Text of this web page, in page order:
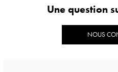
Une question
NOUS